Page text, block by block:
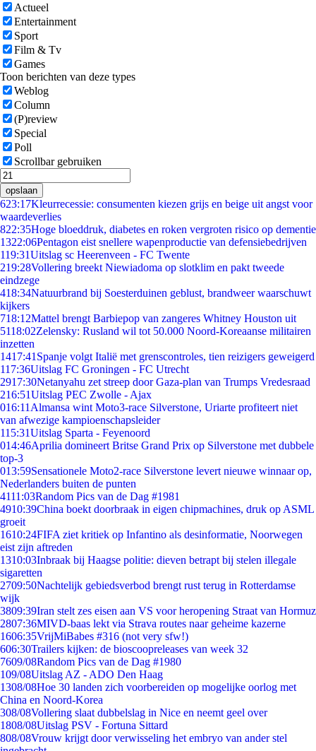
Actueel
Entertainment
Sport
Film & Tv
Games
Toon berichten van deze types
Weblog
Column
(P)review
Special
Poll
Scrollbar gebruiken
opslaan
623:17Kleurrecessie: consumenten kiezen grijs en beige uit angst voor
waardeverlies
822:35Hoge bloeddruk, diabetes en roken vergroten risico op dementie
1322:06Pentagon eist snellere wapenproductie van defensiebedrijven
119:31Uitslag sc Heerenveen - FC Twente
219:28Vollering breekt Niewiadoma op slotklim en pakt tweede
eindzege
418:34Natuurbrand bij Soesterduinen geblust, brandweer waarschuwt
kijkers
718:12Mattel brengt Barbiepop van zangeres Whitney Houston uit
5118:02Zelensky: Rusland wil tot 50.000 Noord-Koreaanse militairen
inzetten
1417:41 Spanje volgt Italië met grenscontroles, tien reizigers geweigerd
117:36Uitslag FC Groningen - FC Utrecht
2917:30Netanyahu zet streep door Gaza-plan van Trumps Vredesraad
216:51Uitslag PEC Zwolle - Ajax
016:11 Almansa wint Moto3-race Silverstone, Uriarte profiteert niet
van afwezige kampioenschapsleider
115:31Uitslag Sparta - Feyenoord
014:46Aprilia domineert Britse Grand Prix op Silverstone met dubbele
top-3
013:59Sensationele Moto2-race Silverstone levert nieuwe winnaar op,
Nederlanders buiten de punten
4111:03Random Pics van de Dag #1981
4910:39China boekt doorbraak in eigen chipmachines, druk op ASML
groeit
1610:24FIFA ziet kritiek op Infantino als desinformatie, Noorwegen
eist zijn aftreden
1310:03Inbraak bij Haagse politie: dieven betrapt bij stelen illegale
sigaretten
2709:50Nachtelijk gebiedsverbod brengt rust terug in Rotterdamse
wijk
3809:39Iran stelt zes eisen aan VS voor heropening Straat van Hormuz
2807:36MIVD-baas lekt via Strava routes naar geheime kazerne
1606:35VrijMiBabes #316 (not very sfw!)
606:30Trailers kijken: de bioscoopreleases van week 32
7609/08Random Pics van de Dag #1980
109/08Uitslag AZ - ADO Den Haag
1308/08Hoe 30 landen zich voorbereiden op mogelijke oorlog met
China en Noord-Korea
308/08Vollering slaat dubbelslag in Nice en neemt geel over
1808/08Uitslag PSV - Fortuna Sittard
808/08Vrouw krijgt door verwisseling het embryo van ander stel